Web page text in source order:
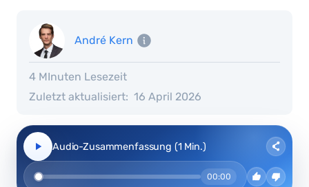
André Kern
4 MInuten Lesezeit
Zuletzt aktualisiert: 16 April 2026
00:00
Audio-Zusammenfassung (1 Min.)